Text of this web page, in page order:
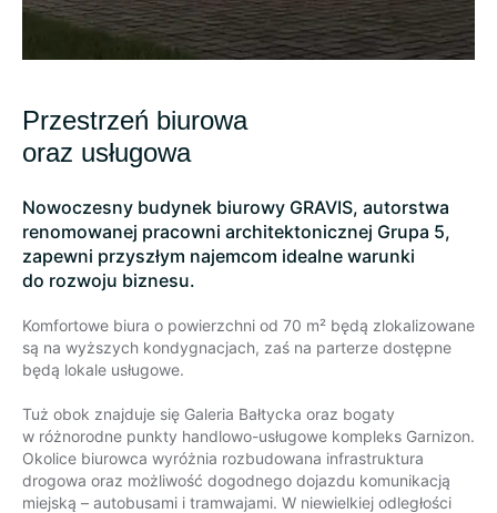
Przestrzeń biurowa
oraz usługowa
Nowoczesny budynek biurowy GRAVIS, autorstwa
renomowanej pracowni architektonicznej Grupa 5,
zapewni przyszłym najemcom idealne warunki
do rozwoju biznesu.
Komfortowe biura o powierzchni od 70 m² będą zlokalizowane
są na wyższych kondygnacjach, zaś na parterze dostępne
będą lokale usługowe.
Tuż obok znajduje się Galeria Bałtycka oraz bogaty
w różnorodne punkty handlowo-usługowe kompleks Garnizon.
Okolice biurowca wyróżnia rozbudowana infrastruktura
drogowa oraz możliwość dogodnego dojazdu komunikacją
miejską – autobusami i tramwajami. W niewielkiej odległości